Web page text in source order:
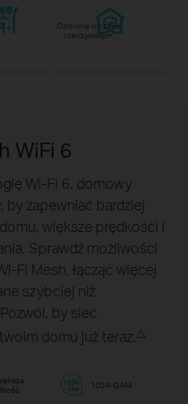
Ochrona w czasie
rzeczywistym
WiFi 6
Wi-Fi 6, domowy
by zapewniać bardziej
większe prędkości i
Sprawdź możliwości
Fi Mesh, łącząc więcej
szybciej niż
by sieć
domu już teraz.△
1024-QAM